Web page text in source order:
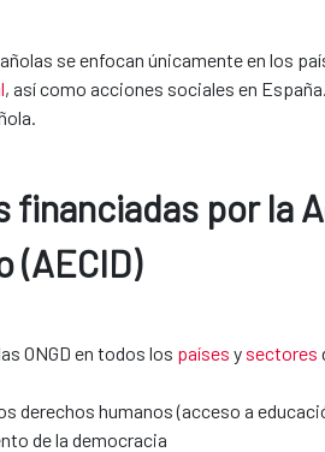
se enfocan únicamente en los
, así como acciones sociales en
financiadas por la
(AECID)
ONGD en todos los países y sectores
derechos humanos (acceso a
de la democracia